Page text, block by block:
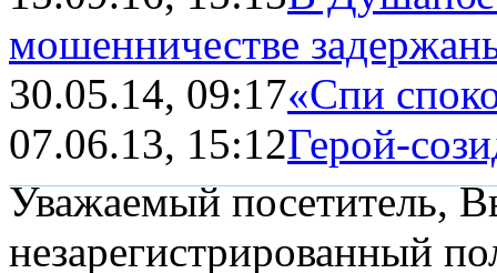
мошенничестве
30.05.14, 09:17«Спи
07.06.13, 15:12Герой-
Уважаемый посетитель,
незарегистрированный